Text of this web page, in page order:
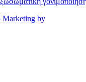
Marketing by